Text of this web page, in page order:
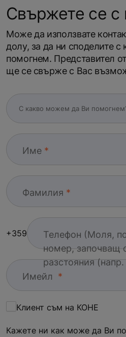
Свържете се с
Може да използвате
долу, за да ни споделите
помогнем. Представител
ще се свърже с Вас
Име
Фамилия
Телефон (Моля,
номер, започващ
разстояния
+359
Имейл
Клиент съм на КОНЕ
Кажете ни как може да Ви